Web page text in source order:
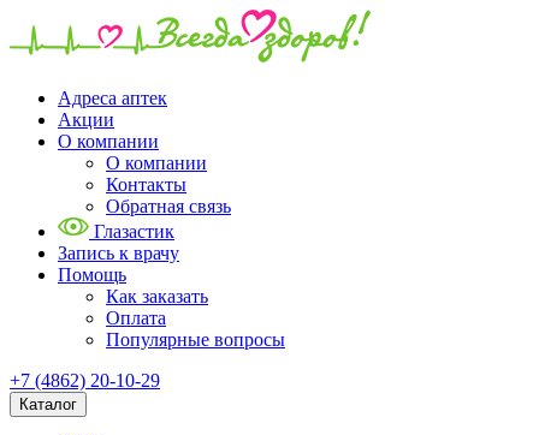
Адреса аптек
Акции
О компании
О компании
Контакты
Обратная связь
Глазастик
Запись к врачу
Помощь
Как заказать
Оплата
Популярные вопросы
+7 (4862) 20-10-29
Каталог